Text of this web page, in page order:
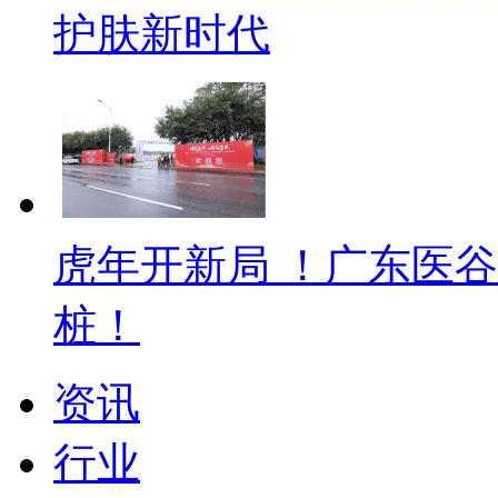
护肤新时代
虎年开新局 ！广东医
桩！
资讯
行业